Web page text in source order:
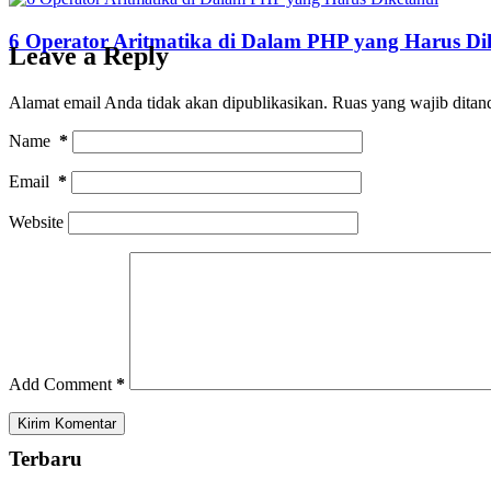
6 Operator Aritmatika di Dalam PHP yang Harus
Leave a Reply
Alamat email Anda tidak akan dipublikasikan. Ruas yang wajib
Name *
Email *
Website
Add Comment *
Kirim Komentar
Terbaru